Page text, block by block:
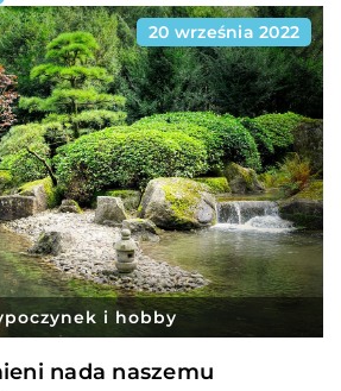
20 września 2022
i hobby
nada naszemu